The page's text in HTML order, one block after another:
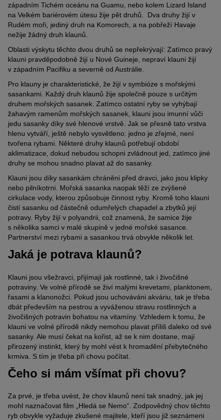
západním Tichém oceánu na Guamu, nebo kolem Lizard Island
na Velkém bariérovém útesu žije pět druhů. Dva druhy žijí v
Rudém moři, jediný druh na Komorech, a na pobřeží Havaje
nežije žádný druh klaunů.
Oblasti výskytu těchto dvou druhů se nepřekrývají: Zatímco pravý
klauni pravděpodobně žijí u Nové Guineje, nepraví klauni žijí
v západním Pacifiku a severně od Austrálie.
Pro klauny je charakteristické, že žijí v symbióze s mořskými
sasankami. Každý druh klaunů žije společně pouze s určitým
druhem mořských sasanek. Zatímco ostatní ryby se vyhýbají
žahavým ramenům mořských sasanek, klauni jsou imunní vůči
jedu sasanky díky své hlenové vrstvě. Jak se přesně tato vrstva
hlenu vytváří, ještě nebylo vysvětleno: jedno je zřejmé, není
tvořena rybami. Některé druhy klaunů potřebují období
aklimatizace, dokud nebudou schopni zvládnout jed, zatímco jiné
druhy se mohou snadno plavat až do sasanky.
Klauni jsou díky sasankám chráněni před dravci, jako jsou klipky
nebo pilníkotrni. Mořská sasanka naopak těží ze zvýšené
cirkulace vody, kterou způsobuje činnost ryby. Kromě toho klauni
čistí sasanku od částečně odumřelých chapadel a zbytků její
potravy. Ryby žijí v polyandrii, což znamená, že samice žije
s několika samci v malé skupině v jedné mořské sasance.
Partnerství mezi rybami a sasankou trvá obvykle několik let.
Jaká je potrava klaunů?
Klauni jsou všežravci, přijímají jak rostlinné, tak i živočišné
potraviny. Ve volné přírodě se živí malými krevetami, planktonem,
řasami a klanonožci. Pokud jsou uchováváni akváriu, tak je třeba
dbát především na pestrou a vyváženou stravu rostlinných a
živočišných potravin bohatou na vitamíny. Vzhledem k tomu, že
klauni ve volné přírodě nikdy nemohou plavat příliš daleko od své
sasanky. Ale musí čekat na kořist, až se k nim dostane, mají
přirozený instinkt, který by mohl vést k hromadění přebytečného
krmiva. S tím je třeba při chovu počítat.
Čeho si mám všímat při chovu?
Za prvé, je třeba uvést, že chov klaunů není tak snadný, jak jej
mohl naznačovat film „Hledá se Nemo“. Zodpovědný chov těchto
ryb obvykle vyžaduje zkušené majitele, kteří jsou již seznámeni